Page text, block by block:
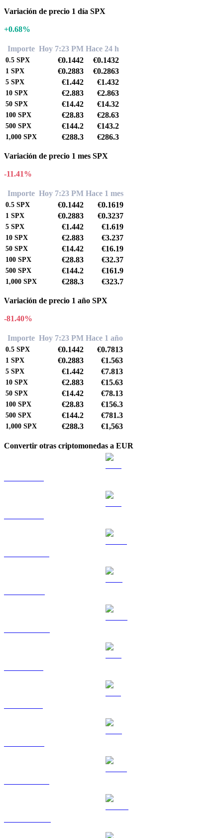
Variación de precio 1 día SPX
+0.68%
Importe Hoy 7:23 PM Hace 24 h
0.5 SPX €0.1442 €0.1432
1 SPX €0.2883 €0.2863
5 SPX €1.442 €1.432
10 SPX €2.883 €2.863
50 SPX €14.42 €14.32
100 SPX €28.83 €28.63
500 SPX €144.2 €143.2
1,000 SPX €288.3 €286.3
Variación de precio 1 mes SPX
-11.41%
Importe Hoy 7:23 PM Hace 1 mes
0.5 SPX €0.1442 €0.1619
1 SPX €0.2883 €0.3237
5 SPX €1.442 €1.619
10 SPX €2.883 €3.237
50 SPX €14.42 €16.19
100 SPX €28.83 €32.37
500 SPX €144.2 €161.9
1,000 SPX €288.3 €323.7
Variación de precio 1 año SPX
-81.40%
Importe Hoy 7:23 PM Hace 1 año
0.5 SPX €0.1442 €0.7813
1 SPX €0.2883 €1.563
5 SPX €1.442 €7.813
10 SPX €2.883 €15.63
50 SPX €14.42 €78.13
100 SPX €28.83 €156.3
500 SPX €144.2 €781.3
1,000 SPX €288.3 €1,563
Convertir otras criptomonedas a EUR